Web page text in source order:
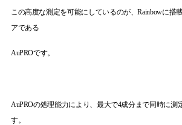
この高度な測定を可能にしているのが、Rainbowに搭
アである
AuPROです。
AuPROの処理能力により、最大で4成分まで同時に測
す。